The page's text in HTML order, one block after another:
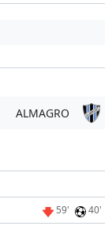
ALMAGRO
59' 40'